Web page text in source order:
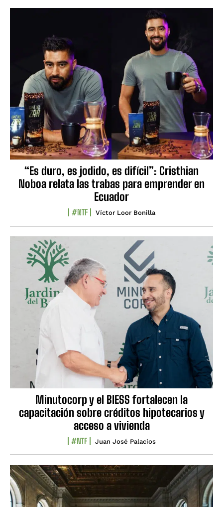
“Es duro, es jodido, es difícil”: Cristhian
Noboa relata las trabas para emprender en
Ecuador
#NTF Víctor Loor Bonilla
Minutocorp y el BIESS fortalecen la
capacitación sobre créditos hipotecarios y
acceso a vivienda
#NTF Juan José Palacios